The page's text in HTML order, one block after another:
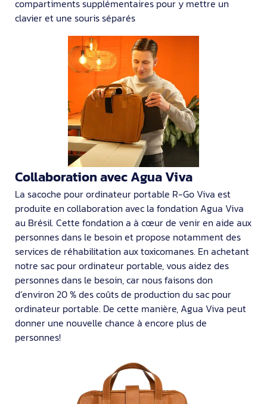
compartiments supplémentaires pour y mettre un
clavier et une souris séparés
Collaboration avec Agua Viva
La sacoche pour ordinateur portable R-Go Viva est
produite en collaboration avec la fondation Agua Viva
au Brésil. Cette fondation a à cœur de venir en aide aux
personnes dans le besoin et propose notamment des
services de réhabilitation aux toxicomanes. En achetant
notre sac pour ordinateur portable, vous aidez des
personnes dans le besoin, car nous faisons don
d’environ 20 % des coûts de production du sac pour
ordinateur portable. De cette manière, Agua Viva peut
donner une nouvelle chance à encore plus de
personnes!